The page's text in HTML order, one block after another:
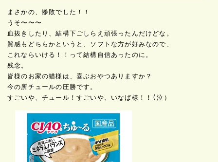
まさかの、惨敗でした！！
うそ〜〜〜
血抜きしたり、結構下ごしらえ頑張ったんだけどな。
質感もどちらかというと、ソフトな方が好みなので、
これならいける！！って結構自信あったのに。
残念。
皆様のお家の猫様は、喜ぶおやつありますか？
今の所チュールの圧勝です。
すごいや、チュール！すごいや、いなば様！！(泣）